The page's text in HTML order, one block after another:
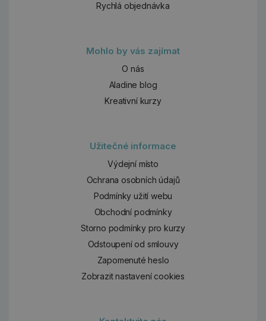
Rychlá objednávka
Mohlo by vás zajímat
O nás
Aladine blog
Kreativní kurzy
Užitečné informace
Výdejní místo
Ochrana osobních údajů
Podmínky užití webu
Obchodní podmínky
Storno podmínky pro kurzy
Odstoupení od smlouvy
Zapomenuté heslo
Zobrazit nastavení cookies